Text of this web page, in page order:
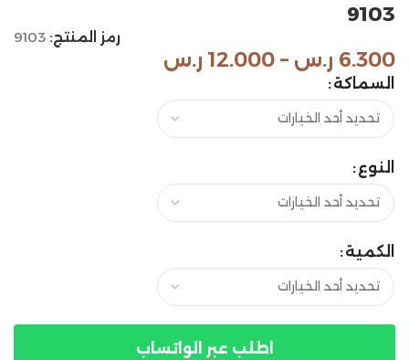
9103
رمز المنتج: 9103
6.300 ر.س –
12.000 ر.س
السماكة
النوع
الكمية
اطلب عبر الواتساب